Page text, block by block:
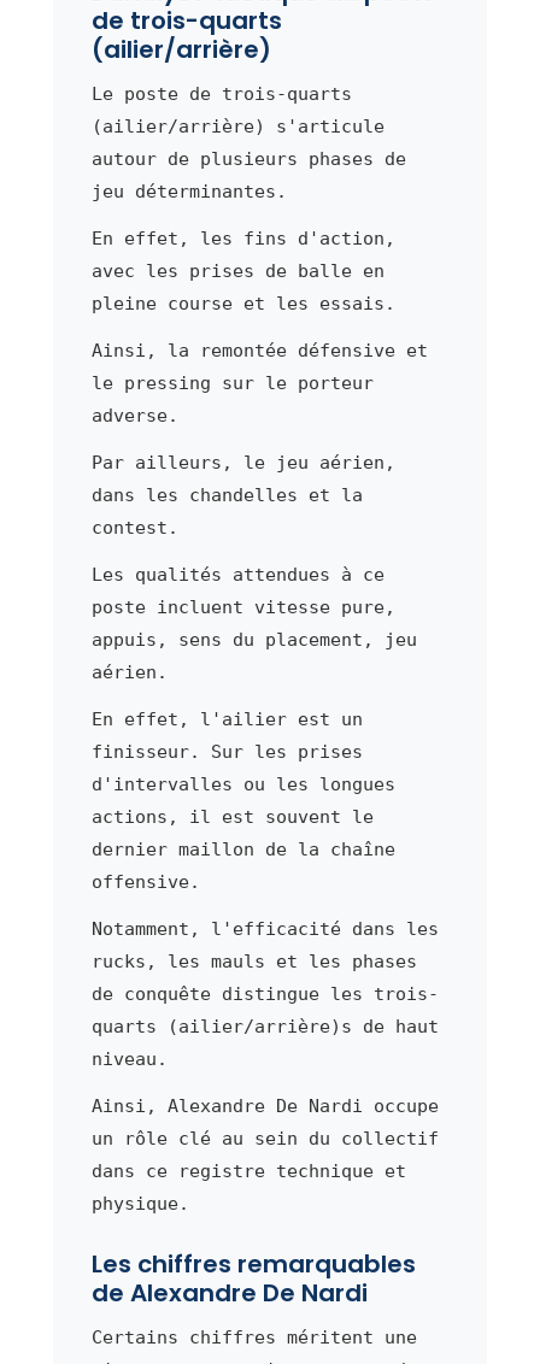
de trois-quarts
(ailier/arrière)
Le poste de trois-quarts
(ailier/arrière) s'articule
autour de plusieurs phases de
jeu déterminantes.
En effet, les fins d'action,
avec les prises de balle en
pleine course et les essais.
Ainsi, la remontée défensive et
le pressing sur le porteur
adverse.
Par ailleurs, le jeu aérien,
dans les chandelles et la
contest.
Les qualités attendues à ce
poste incluent vitesse pure,
appuis, sens du placement, jeu
aérien.
En effet, l'ailier est un
finisseur. Sur les prises
d'intervalles ou les longues
actions, il est souvent le
dernier maillon de la chaîne
offensive.
Notamment, l'efficacité dans les
rucks, les mauls et les phases
de conquête distingue les trois-
quarts (ailier/arrière)s de haut
niveau.
Ainsi, Alexandre De Nardi occupe
un rôle clé au sein du collectif
dans ce registre technique et
physique.
Les chiffres remarquables
de Alexandre De Nardi
Certains chiffres méritent une